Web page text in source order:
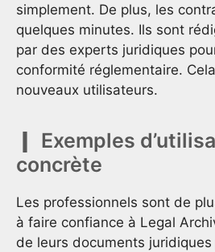
simplement. De plus, les
quelques minutes. Ils sont
par des experts juridiques
conformité réglementaire.
nouveaux utilisateurs.
Exemples
concrète
Les professionnels sont de
à faire confiance à Legal
de leurs documents